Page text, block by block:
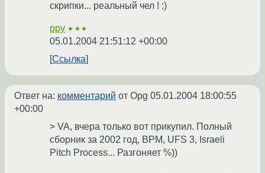
скрипки... реальный чел ! :)
ppy ★★★
05.01.2004 21:51:12 +00:00
Ссылка
Ответ на: комментарий от Opg 05.01.2004 18:00:55
+00:00
> VA, вчера только вот прикупил. Полный
сборник за 2002 год, BPM, UFS 3, Israeli
Pitch Process... Разгоняет %))